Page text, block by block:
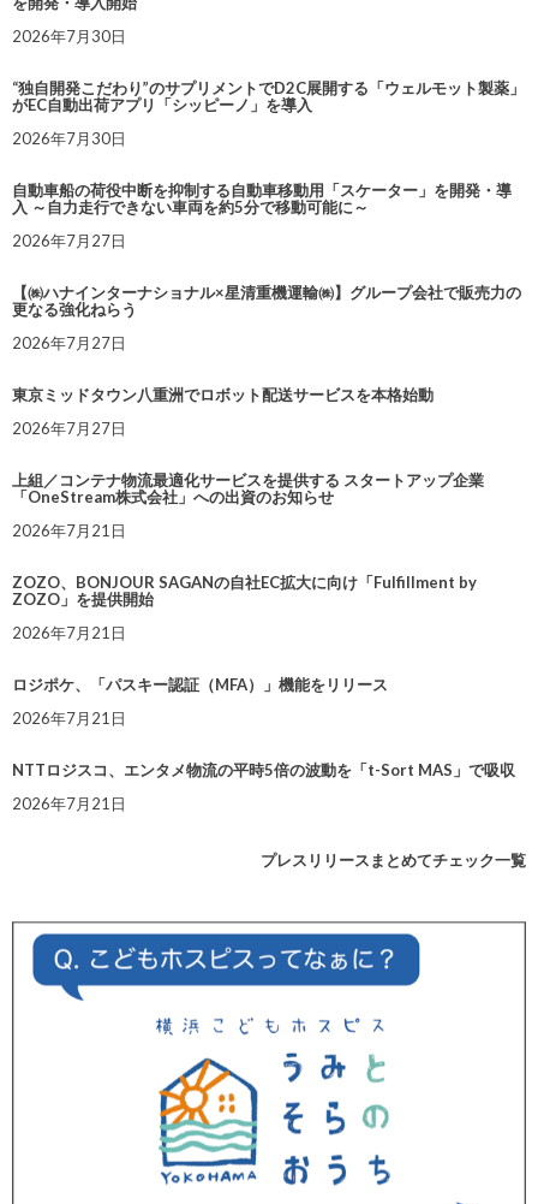
2026年7月30日
“独自開発こだわり”のサプリメントでD2C展開する「ウェルモット製薬」
がEC自動出荷アプリ「シッピーノ」を導入
2026年7月30日
自動車船の荷役中断を抑制する自動車移動用「スケーター」を開発・導
入 ～自力走行できない車両を約5分で移動可能に～
2026年7月27日
【㈱ハナインターナショナル×星清重機運輸㈱】グループ会社で販売力の
更なる強化ねらう
2026年7月27日
東京ミッドタウン八重洲でロボット配送サービスを本格始動
2026年7月27日
上組／コンテナ物流最適化サービスを提供する スタートアップ企業
「OneStream株式会社」への出資のお知らせ
2026年7月21日
ZOZO、BONJOUR SAGANの自社EC拡大に向け「Fulfillment by
ZOZO」を提供開始
2026年7月21日
ロジポケ、「パスキー認証（MFA）」機能をリリース
2026年7月21日
NTTロジスコ、エンタメ物流の平時5倍の波動を「t-Sort MAS」で吸収
2026年7月21日
プレスリリースまとめてチェック一覧